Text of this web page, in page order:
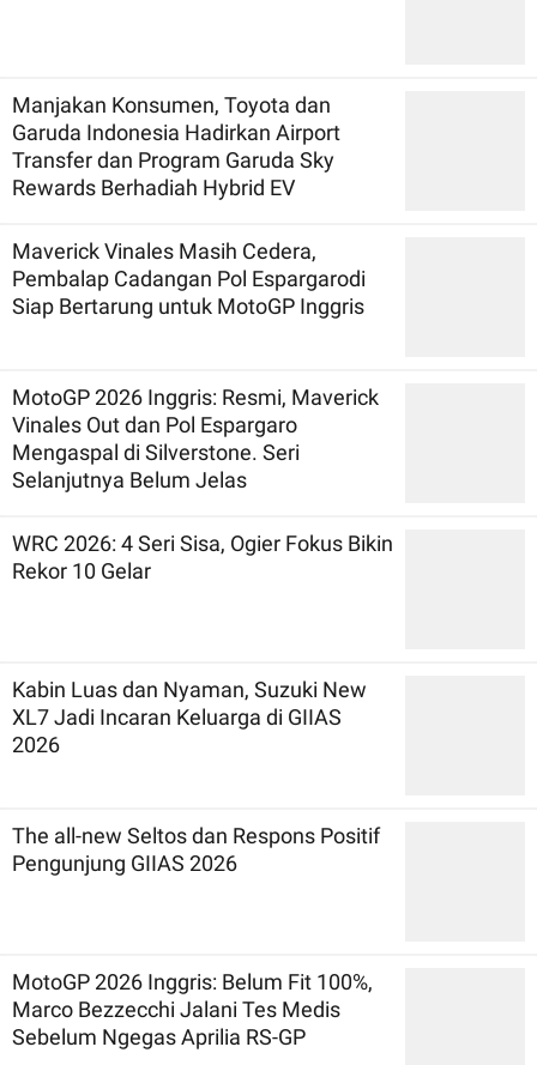
Manjakan Konsumen, Toyota dan
Garuda Indonesia Hadirkan Airport
Transfer dan Program Garuda Sky
Rewards Berhadiah Hybrid EV
Maverick Vinales Masih Cedera,
Pembalap Cadangan Pol Espargarodi
Siap Bertarung untuk MotoGP Inggris
MotoGP 2026 Inggris: Resmi, Maverick
Vinales Out dan Pol Espargaro
Mengaspal di Silverstone. Seri
Selanjutnya Belum Jelas
WRC 2026: 4 Seri Sisa, Ogier Fokus Bikin
Rekor 10 Gelar
Kabin Luas dan Nyaman, Suzuki New
XL7 Jadi Incaran Keluarga di GIIAS
2026
The all-new Seltos dan Respons Positif
Pengunjung GIIAS 2026
MotoGP 2026 Inggris: Belum Fit 100%,
Marco Bezzecchi Jalani Tes Medis
Sebelum Ngegas Aprilia RS-GP